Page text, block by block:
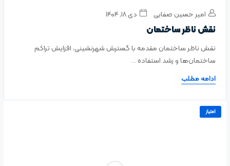
امیر حسین صفایی دی ۱۸, ۱۴۰۴
نقش ناظر ساختمان
نقش ناظر ساختمان مقدمه با گسترش شهرنشینی، افزایش تراکم
ساختمان‌ها و رشد استفاده ...
ادامه مطلب
امتیاز